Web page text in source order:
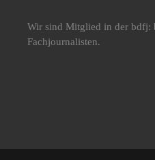
Wir sind Mitglied in der bdfj:
Fachjournalisten.